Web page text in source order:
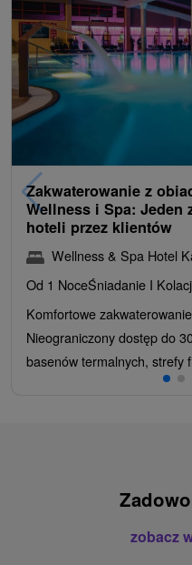
Zakwaterowanie z
Wellness i Spa: Jeden
hoteli przez klientów
Wellness & Spa Hotel
Od 1 NoceŚniadanie I
Komfortowe
Nieograniczony dostęp do
basenów termalnych, strefy
zobacz